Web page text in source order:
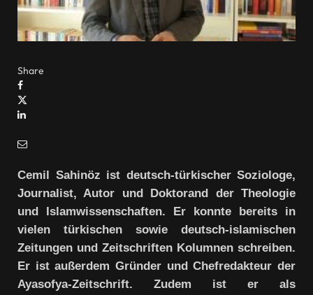
Share
Cemil Sahinöz ist deutsch-türkischer Soziologe,
Journalist, Autor und Doktorand der Theologie
und Islamwissenschaften. Er konnte bereits in
vielen türkischen sowie deutsch-islamischen
Zeitungen und Zeitschriften Kolumnen schreiben.
Er ist außerdem Gründer und Chefredakteur der
Ayasofya-Zeitschrift. Zudem ist er als